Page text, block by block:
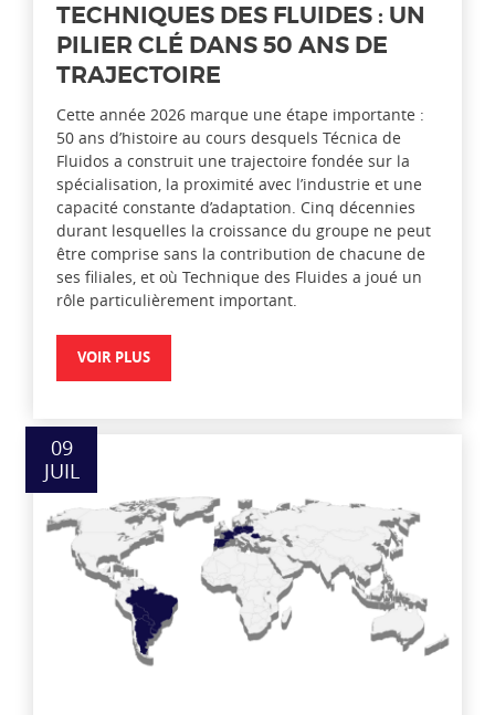
TECHNIQUES DES FLUIDES : UN
PILIER CLÉ DANS 50 ANS DE
TRAJECTOIRE
Cette année 2026 marque une étape importante :
50 ans d’histoire au cours desquels Técnica de
Fluidos a construit une trajectoire fondée sur la
spécialisation, la proximité avec l’industrie et une
capacité constante d’adaptation. Cinq décennies
durant lesquelles la croissance du groupe ne peut
être comprise sans la contribution de chacune de
ses filiales, et où Technique des Fluides a joué un
rôle particulièrement important.
VOIR PLUS
09
JUIL